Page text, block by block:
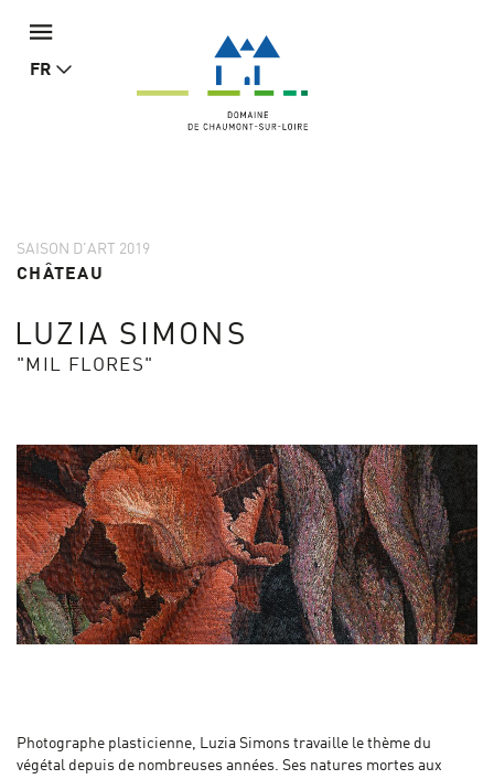
FR
SAISON D'ART 2019
CHÂTEAU
LUZIA SIMONS
"MIL FLORES"
Photographe plasticienne, Luzia Simons travaille le thème du
végétal depuis de nombreuses années. Ses natures mortes aux